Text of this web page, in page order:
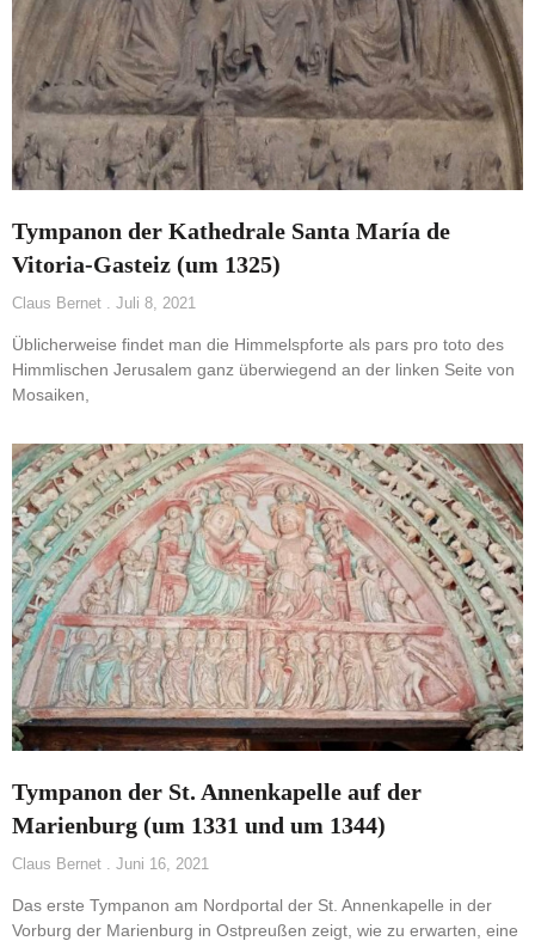
Tympanon der Kathedrale Santa María de
Vitoria-Gasteiz (um 1325)
Claus Bernet Juli 8, 2021
Üblicherweise findet man die Himmelspforte als pars pro toto des
Himmlischen Jerusalem ganz überwiegend an der linken Seite von
Mosaiken,
Tympanon der St. Annenkapelle auf der
Marienburg (um 1331 und um 1344)
Claus Bernet Juni 16, 2021
Das erste Tympanon am Nordportal der St. Annenkapelle in der
Vorburg der Marienburg in Ostpreußen zeigt, wie zu erwarten, eine